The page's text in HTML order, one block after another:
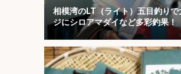
相模湾のLT（ライト）五目釣りで
ジにシロアマダイなど多彩釣果！
の丸】